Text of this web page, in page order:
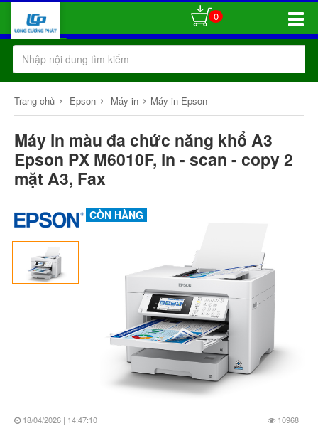
Toggle
0
Trang chủ › Epson › Máy in › Máy in Epson
Máy in màu đa chức năng khổ A3
Epson PX M6010F, in - scan - copy 2
mặt A3, Fax
CÒN HÀNG
18/04/2026 | 14:47:10 10968